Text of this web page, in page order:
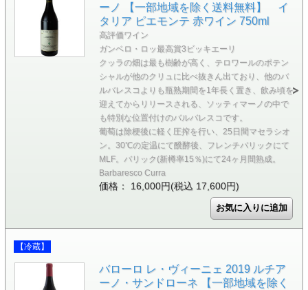
ーノ 【一部地域を除く送料無料】 イ
タリア ピエモンテ 赤ワイン 750ml
高評価ワイン
ガンベロ・ロッ最高賞3ビッキエーリ
クッラの畑は最も樹齢が高く、テロワールのポテン
シャルが他のクリュに比べ抜きん出ており、他のバ
ルバレスコよりも瓶熟期間を1年長く置き、飲み頃を
迎えてからリリースされる、ソッティマーノの中で
も特別な位置付けのバルバレスコです。
葡萄は除梗後に軽く圧搾を行い、25日間マセラシオ
ン。30℃の定温にて醗酵後、フレンチバリックにて
MLF。バリック(新樽率15％)にて24ヶ月間熟成。
Barbaresco Curra
価格： 16,000円(税込 17,600円)
【冷蔵】
バローロ レ・ヴィーニェ 2019 ルチア
ーノ・サンドローネ 【一部地域を除く